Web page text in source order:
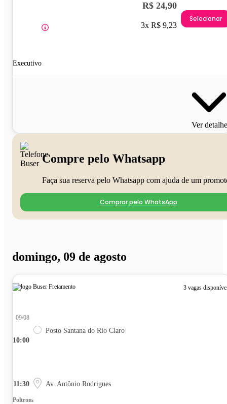
Executivo
R$ 24,90
3x R$ 9,23
Selecionar
Ver
Compre pelo Whatsapp
Faça sua reserva pelo Whatsapp com ajuda de um
Comprar pelo WhatsApp
domingo, 09 de agosto
3 vagas
10:00
09/08
Posto Santana do Rio Claro
11:30 Av. Antônio Rodrigues
Poltrona